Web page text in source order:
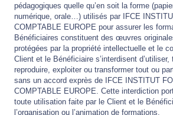
pédagogiques quelle qu’en soit la forme
numérique, orale…) utilisés par IFCE
COMPTABLE EUROPE pour assurer les
Bénéficiaires constituent des œuvres
protégées par la propriété intellectuelle et le
Client et le Bénéficiaire s’interdisent d’utiliser,
reproduire, exploiter ou transformer tout ou
sans un accord exprès de IFCE INSTITUT
COMPTABLE EUROPE. Cette interdiction
toute utilisation faite par le Client et le
l’organisation ou l’animation de formations.